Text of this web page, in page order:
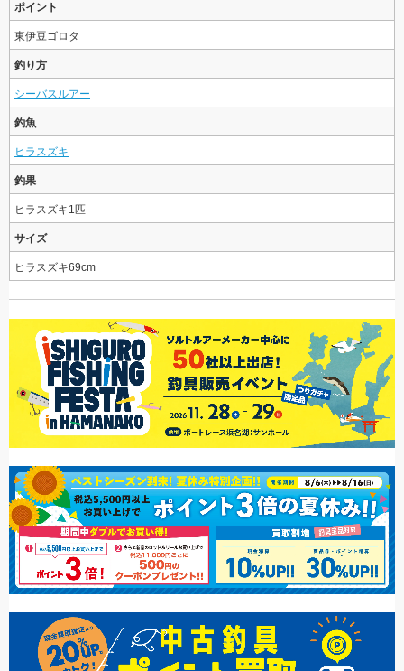
ポイント
東伊豆ゴロタ
釣り方
シーバスルアー
釣魚
ヒラスズキ
釣果
ヒラスズキ1匹
サイズ
ヒラスズキ69cm